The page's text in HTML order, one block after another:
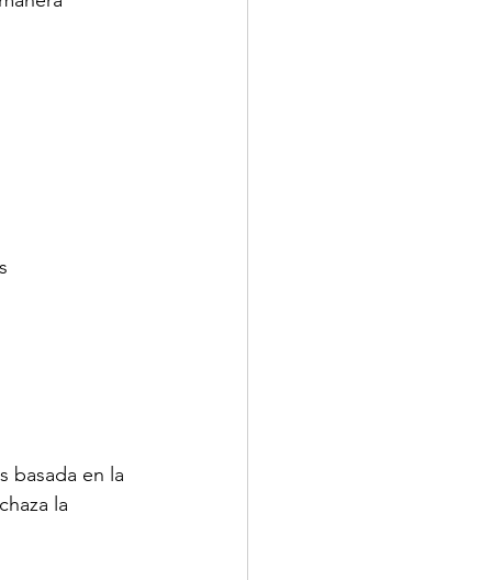
basada en la
la